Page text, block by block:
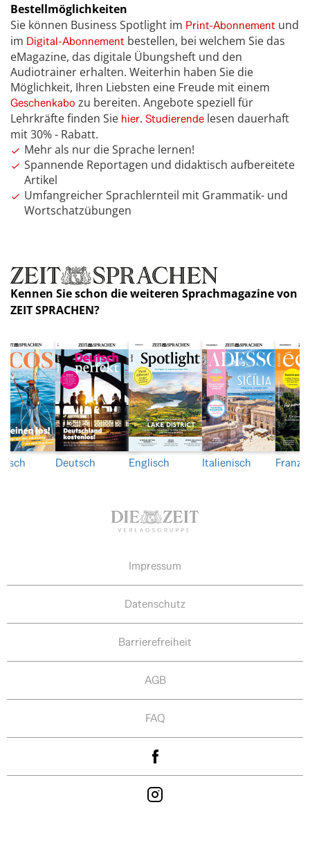
Bestellmöglichkeiten
Sie können Business Spotlight im Print-Abonnement und
im Digital-Abonnement bestellen, bei welchem Sie das
eMagazine, das digitale Übungsheft und den
Audiotrainer erhalten. Weiterhin haben Sie die
Möglichkeit, Ihren Liebsten eine Freude mit einem
Geschenkabo zu bereiten. Angebote speziell für
Lehrkräfte finden Sie hier. Studierende lesen dauerhaft
mit 30% - Rabatt.
Mehr als nur die Sprache lernen!
Spannende Reportagen und didaktisch aufbereitete
Artikel
Umfangreicher Sprachlernteil mit Grammatik- und
Wortschatzübungen
Kennen Sie schon die weiteren Sprachmagazine von
ZEIT SPRACHEN?
Deutsch Englisch Italienisch
Impressum
Datenschutz
Barrierefreiheit
AGB
FAQ